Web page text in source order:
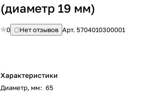
(диаметр 19 мм)
0 Нет отзывов Арт. 5704010300001
Характеристики
Диаметр, мм: 65